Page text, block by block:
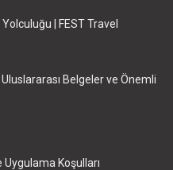
| FEST Travel
Belgeler ve Önemli
Uygulama Koşulları